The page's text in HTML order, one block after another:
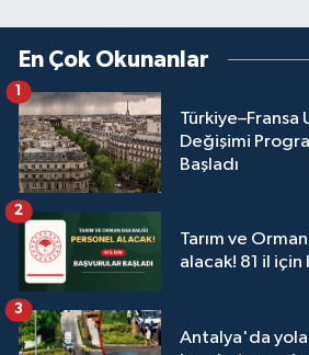
En Çok Okunanlar
Türkiye–Fransa
Değişimi
Başladı
1
Tarım ve
alacak! 81 il için
2
Antalya'da yola
3